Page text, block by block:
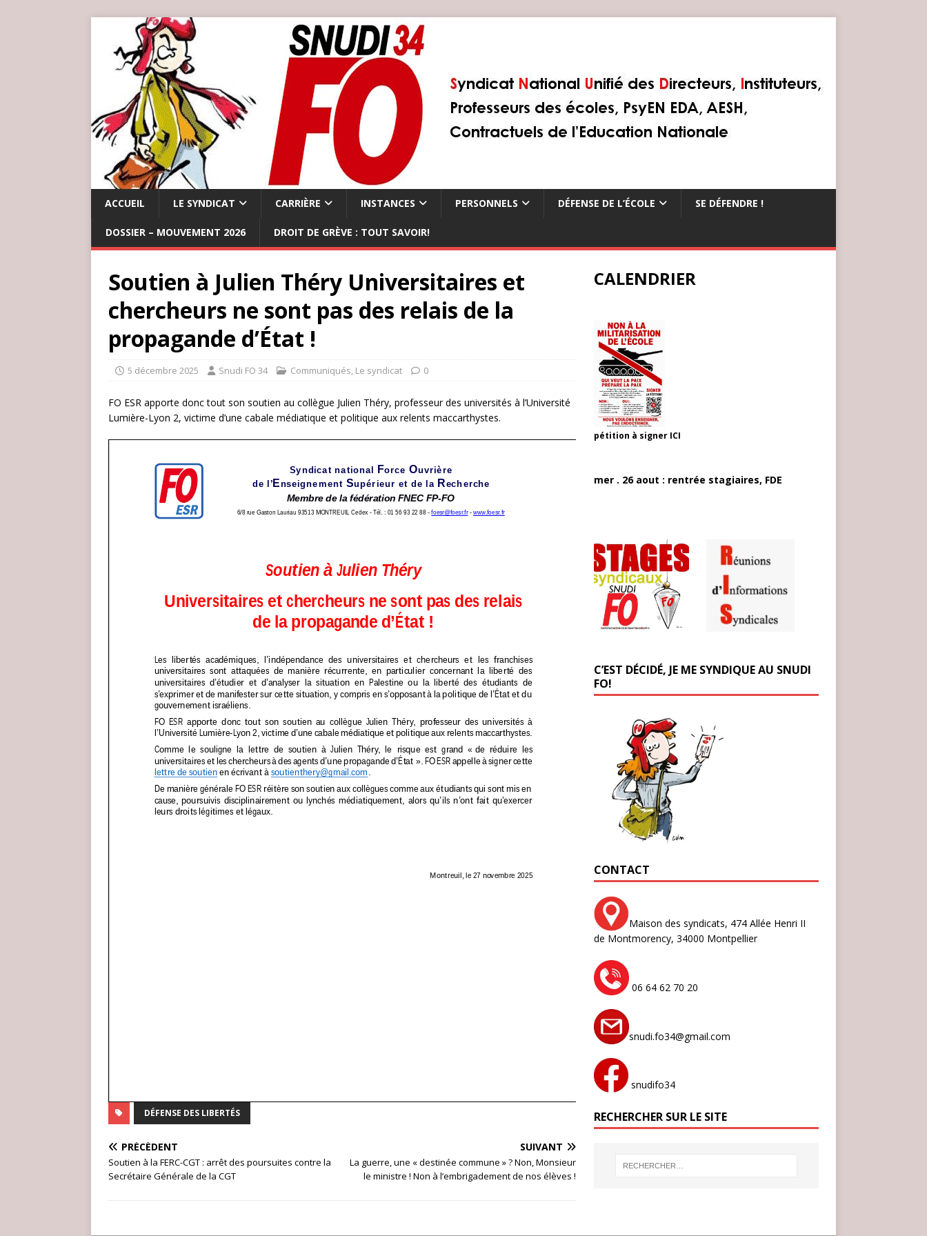
ACCUEIL LE SYNDICAT CARRIÈRE INSTANCES PERSONNELS DÉFENSE DE L’ÉCOLE SE DÉFENDRE !
DOSSIER – MOUVEMENT 2026 DROIT DE GRÈVE : TOUT SAVOIR!
Soutien à Julien Théry Universitaires et
chercheurs ne sont pas des relais de la
propagande d’État !
5 décembre 2025 Snudi FO 34 Communiqués, Le syndicat 0
FO ESR apporte donc tout son soutien au collègue Julien Théry, professeur des universités à l’Université
Lumière-Lyon 2, victime d’une cabale médiatique et politique aux relents maccarthystes.
DÉFENSE DES LIBERTÉS
PRÉCÉDENT
Soutien à la FERC-CGT : arrêt des poursuites contre la
Secrétaire Générale de la CGT
SUIVANT
La guerre, une « destinée commune » ? Non, Monsieur
le ministre ! Non à l’embrigadement de nos élèves !
CALENDRIER
pétition à signer ICI
mer . 26 aout : rentrée stagiaires, FDE
C’EST DÉCIDÉ, JE ME SYNDIQUE AU SNUDI
FO!
CONTACT
Maison des syndicats, 474 Allée Henri II
de Montmorency, 34000 Montpellier
06 64 62 70 20
snudi.fo34@gmail.com
snudifo34
RECHERCHER SUR LE SITE